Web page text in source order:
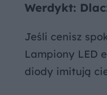
Werdykt:
Jeśli cenisz
Lampiony LED
diody imitują